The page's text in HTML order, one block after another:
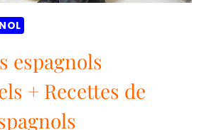
espagnols
+ Recettes de